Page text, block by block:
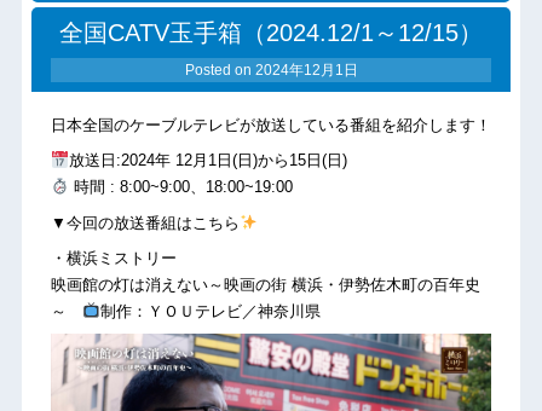
全国CATV玉手箱（2024.12/1～12/15）
Posted on 2024年12月1日
日本全国のケーブルテレビが放送している番組を紹介します！
放送日:2024年 12月1日(日)から15日(日)
時間 : 8:00~9:00、18:00~19:00
▼今回の放送番組はこちら
・横浜ミストリー
映画館の灯は消えない～映画の街 横浜・伊勢佐木町の百年史
～
制作：ＹＯＵテレビ／神奈川県